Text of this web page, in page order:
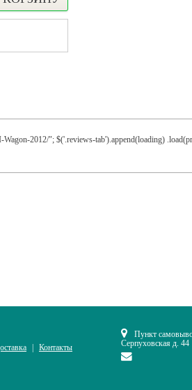
2012/"; $('.reviews-tab').append(loading)
Контакты
Пункт
Серпуховская д. 44